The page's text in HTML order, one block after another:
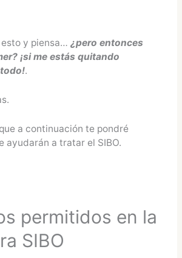
y piensa… ¿pero entonces
¡si me estás quitando
.
a continuación te pondré
ayudarán a tratar el SIBO.
permitidos en la
SIBO